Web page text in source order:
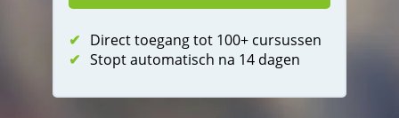
✔ Direct toegang tot 100+ cursussen
✔ Stopt automatisch na 14 dagen